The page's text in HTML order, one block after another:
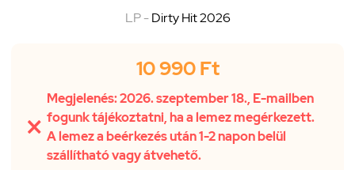
LP -Dirty Hit 2026
10 990 Ft

Megjelenés: 2026. szeptember 18., E-mailben
fogunk tájékoztatni, ha a lemez megérkezett.
A lemez a beérkezés után 1-2 napon belül
szállítható vagy átvehető.